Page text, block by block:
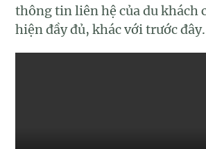
thông tin liên hệ của du khách
hiện đầy đủ, khác với trước đây.